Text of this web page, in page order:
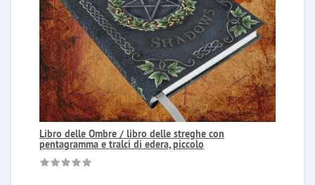
Libro delle Ombre / libro delle streghe con
pentagramma e tralci di edera, piccolo